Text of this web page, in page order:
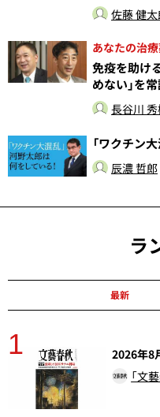
佐藤 健
あなたの治
免疫を助け
めない」を
長谷川
「ワクチン
辰濃 哲郎
ラ
最新
1
2026年
「文